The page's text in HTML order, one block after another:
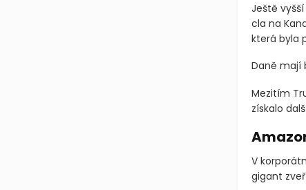
Ještě
cla na
která byla
Daně mají
Mezitím
získalo
V
gigant